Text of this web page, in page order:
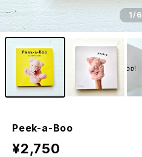
1/6
Peek-a-Boo
¥2,750